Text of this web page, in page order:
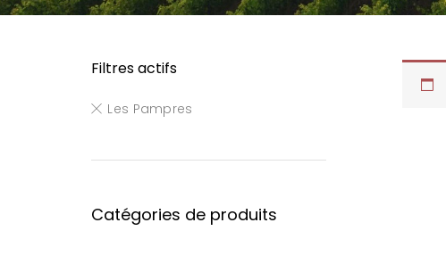
Filtres actifs
Les Pampres
Catégories de produits